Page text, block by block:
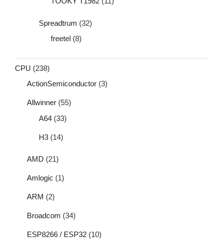
Spreadtrum (32)
freetel (8)
CPU (238)
ActionSemiconductor (3)
Allwinner (55)
A64 (33)
H3 (14)
AMD (21)
Amlogic (1)
ARM (2)
Broadcom (34)
ESP8266 / ESP32 (10)